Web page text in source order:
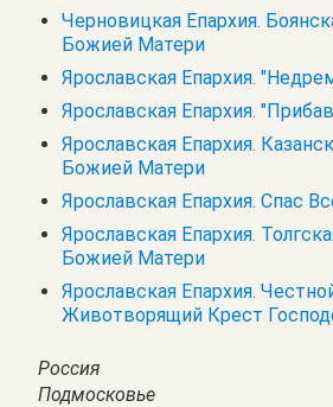
Черновицкая Епархия.
Божией Матери
Ярославская Епархия.
Ярославская Епархия.
Ярославская Епархия.
Божией Матери
Ярославская Епархия. Спас
Ярославская Епархия.
Божией Матери
Ярославская Епархия.
Животворящий Крест
Россия
Подмосковье